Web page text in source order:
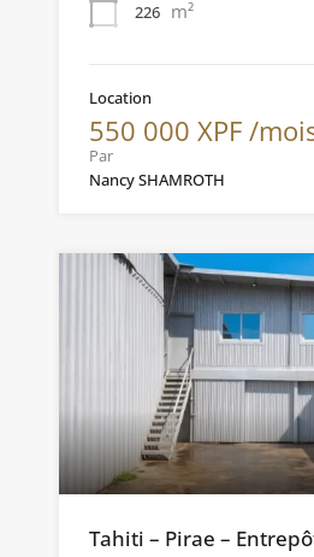
226 m²
Location
550 000 XPF /
Par
Nancy SHAMROTH
Tahiti – Pirae –